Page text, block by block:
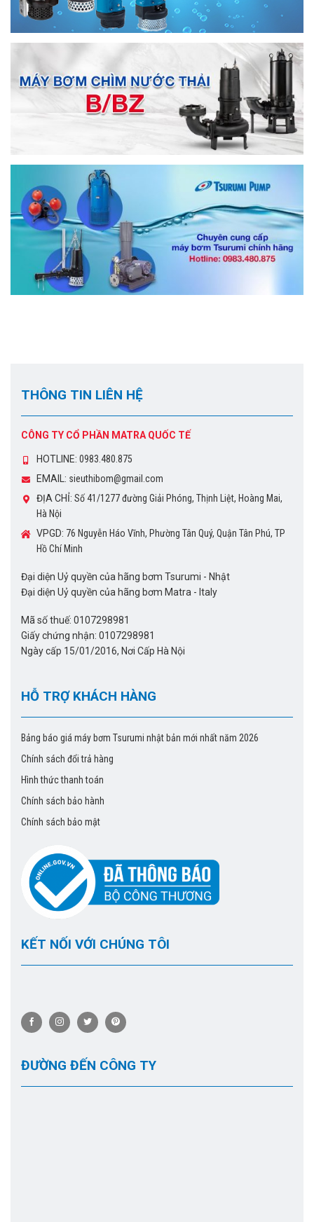
THÔNG TIN LIÊN HỆ
CÔNG TY CỔ PHẦN MATRA QUỐC TẾ
HOTLINE: 0983.480.875
EMAIL: sieuthibom@gmail.com
ĐỊA CHỈ: Số 41/1277 đường Giải Phóng, Thịnh Liệt, Hoàng Mai,
Hà Nội
VPGD: 76 Nguyễn Háo Vĩnh, Phường Tân Quý, Quận Tân Phú, TP
Hồ Chí Minh
Đại diện Uỷ quyền của hãng bơm Tsurumi - Nhật
Đại diện Uỷ quyền của hãng bơm Matra - Italy
Mã số thuế: 0107298981
Giấy chứng nhận: 0107298981
Ngày cấp 15/01/2016, Nơi Cấp Hà Nội
HỖ TRỢ KHÁCH HÀNG
Bảng báo giá máy bơm Tsurumi nhật bản mới nhất năm 2026
Chính sách đổi trả hàng
Hình thức thanh toán
Chính sách bảo hành
Chính sách bảo mật
KẾT NỐI VỚI CHÚNG TÔI
ĐƯỜNG ĐẾN CÔNG TY